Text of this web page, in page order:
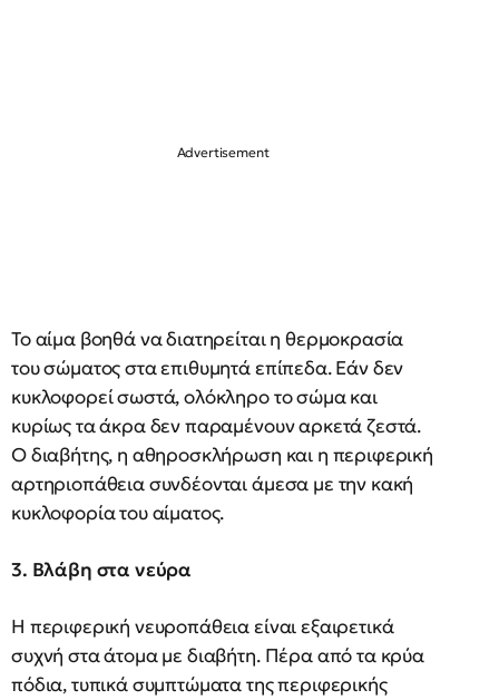
Το αίμα βοηθά να διατηρείται η θερμοκρασία
του σώματος στα επιθυμητά επίπεδα. Εάν δεν
κυκλοφορεί σωστά, ολόκληρο το σώμα και
κυρίως τα άκρα δεν παραμένουν αρκετά ζεστά.
Ο διαβήτης, η αθηροσκλήρωση και η περιφερική
αρτηριοπάθεια συνδέονται άμεσα με την κακή
κυκλοφορία του αίματος.
3. Βλάβη στα νεύρα
Η περιφερική νευροπάθεια είναι εξαιρετικά
συχνή στα άτομα με διαβήτη. Πέρα από τα κρύα
πόδια, τυπικά συμπτώματα της περιφερικής